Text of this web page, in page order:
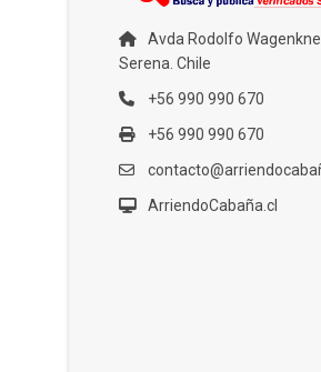
Avda Rodolfo
Serena. Chile
+56 990 990 670
+56 990 990 670
ArriendoCabaña.cl